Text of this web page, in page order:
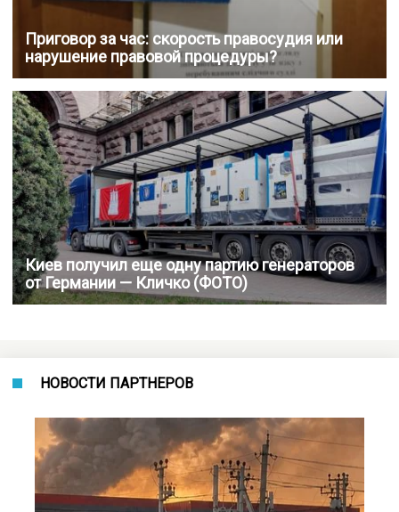
Приговор за час: скорость правосудия или
нарушение правовой процедуры?
Киев получил еще одну партию генераторов
от Германии — Кличко (ФОТО)
НОВОСТИ ПАРТНЕРОВ